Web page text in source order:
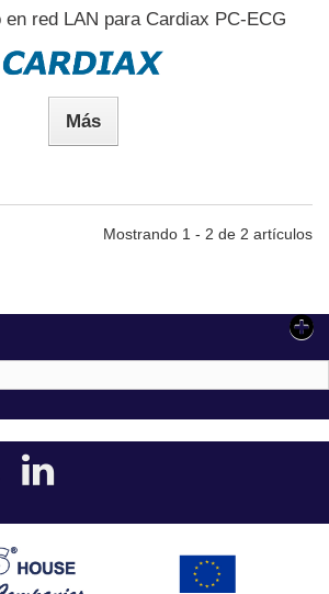
red LAN para Cardiax PC-ECG
Más
Mostrando 1 - 2 de 2 artículos